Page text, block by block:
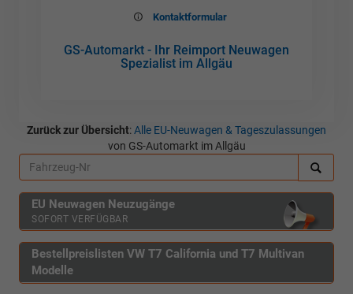
Kontaktformular
GS-Automarkt - Ihr Reimport Neuwagen
Spezialist im Allgäu
Zurück zur Übersicht:Alle EU-Neuwagen & Tageszulassungen
von GS-Automarkt im Allgäu
EU Neuwagen Neuzugänge
SOFORT VERFÜGBAR
Bestellpreislisten VW T7 California und T7 Multivan
Modelle